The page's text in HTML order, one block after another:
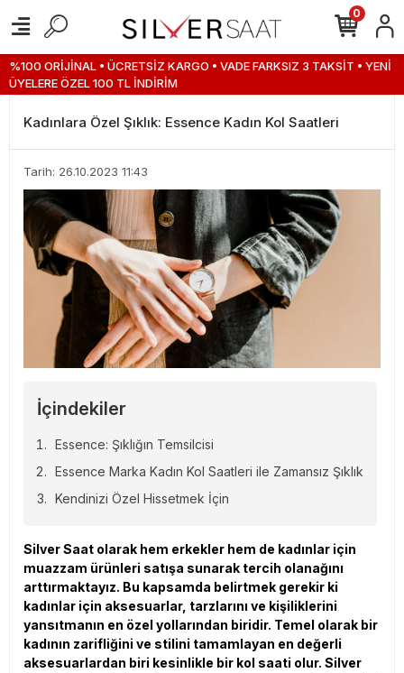
%100 ORİJİNAL • ÜCRETSİZ KARGO • VADE FARKSIZ 3 TAKSİT • YENİ
ÜYELERE ÖZEL 100 TL İNDİRİM
0
Kadınlara Özel Şıklık: Essence Kadın Kol Saatleri
Tarih: 26.10.2023 11:43
İçindekiler
Essence: Şıklığın Temsilcisi
Essence Marka Kadın Kol Saatleri ile Zamansız Şıklık
Kendinizi Özel Hissetmek İçin
Silver Saat olarak hem erkekler hem de kadınlar için
muazzam ürünleri satışa sunarak tercih olanağını
arttırmaktayız. Bu kapsamda belirtmek gerekir ki
kadınlar için aksesuarlar, tarzlarını ve kişiliklerini
yansıtmanın en özel yollarından biridir. Temel olarak bir
kadının zarifliğini ve stilini tamamlayan en değerli
aksesuarlardan biri kesinlikle bir kol saati olur. Silver